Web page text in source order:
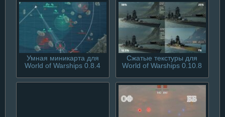
Умная миникарта для
World of Warships 0.8.4
Сжатые текстуры для
World of Warships 0.10.8